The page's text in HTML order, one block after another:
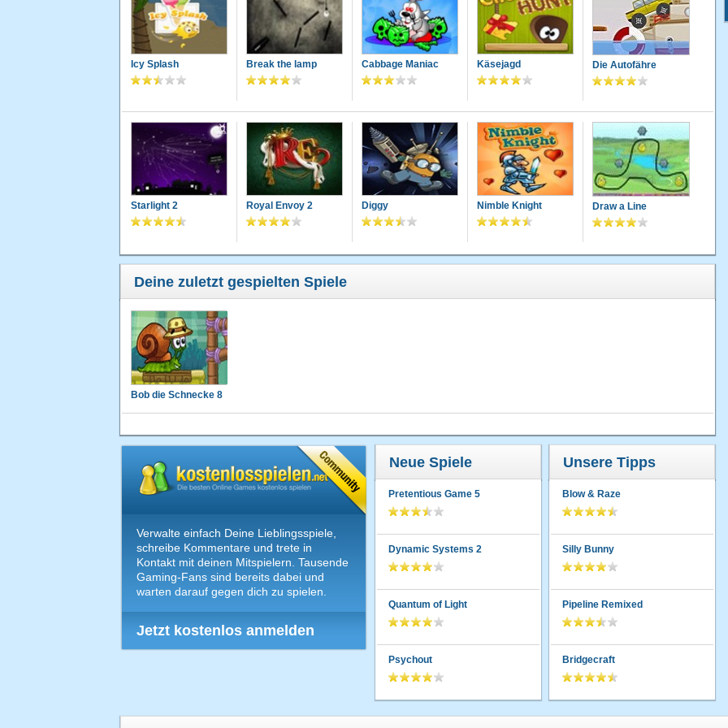
Icy Splash Break the lamp Cabbage Maniac Käsejagd Die Autofähre
Starlight 2 Royal Envoy 2 Diggy Nimble Knight Draw a Line
Deine zuletzt gespielten Spiele
Bob die Schnecke 8
Verwalte einfach Deine Lieblingsspiele,
schreibe Kommentare und trete in
Kontakt mit deinen Mitspielern. Tausende
Gaming-Fans sind bereits dabei und
warten darauf gegen dich zu spielen.
Jetzt kostenlos anmelden
Neue Spiele
Pretentious Game 5
Dynamic Systems 2
Quantum of Light
Psychout
Unsere Tipps
Blow & Raze
Silly Bunny
Pipeline Remixed
Bridgecraft